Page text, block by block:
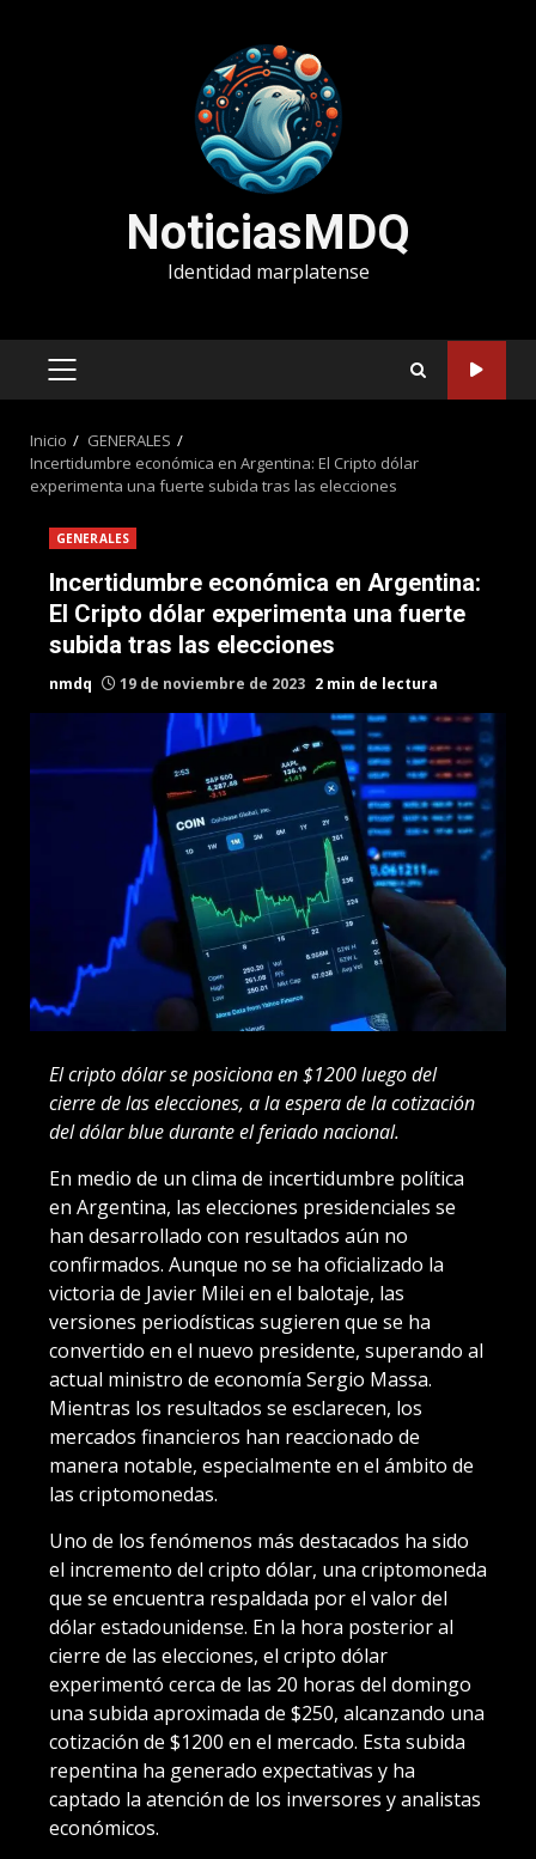
NoticiasMDQ
Identidad marplatense
MENÚ
Inicio
GENERALES
Incertidumbre económica en Argentina: El Cripto dólar
experimenta una fuerte subida tras las elecciones
GENERALES
Incertidumbre económica en Argentina:
El Cripto dólar experimenta una fuerte
subida tras las elecciones
nmdq 19 de noviembre de 2023 2 min de lectura
El cripto dólar se posiciona en $1200 luego del
cierre de las elecciones, a la espera de la cotización
del dólar blue durante el feriado nacional.
En medio de un clima de incertidumbre política
en Argentina, las elecciones presidenciales se
han desarrollado con resultados aún no
confirmados. Aunque no se ha oficializado la
victoria de Javier Milei en el balotaje, las
versiones periodísticas sugieren que se ha
convertido en el nuevo presidente, superando al
actual ministro de economía Sergio Massa.
Mientras los resultados se esclarecen, los
mercados financieros han reaccionado de
manera notable, especialmente en el ámbito de
las criptomonedas.
Uno de los fenómenos más destacados ha sido
el incremento del cripto dólar, una criptomoneda
que se encuentra respaldada por el valor del
dólar estadounidense. En la hora posterior al
cierre de las elecciones, el cripto dólar
experimentó cerca de las 20 horas del domingo
una subida aproximada de $250, alcanzando una
cotización de $1200 en el mercado. Esta subida
repentina ha generado expectativas y ha
captado la atención de los inversores y analistas
económicos.